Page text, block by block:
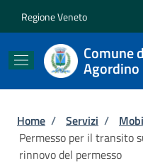
Regione Veneto
Comune
Agordino
Briciole di
Home / Servizi /
Permesso per il transito
rinnovo del permesso